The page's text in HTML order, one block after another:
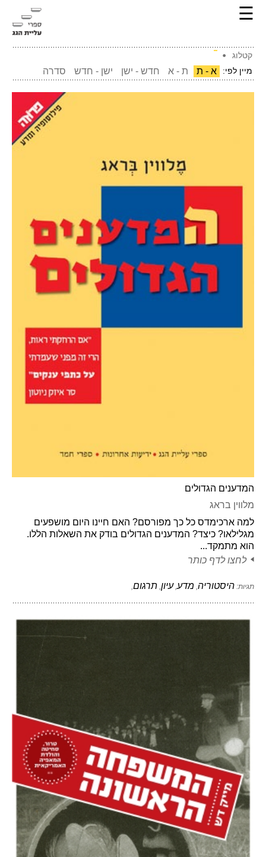
☰
קטלוג
מיין לפי:
א - ת ת - א חדש - ישן ישן - חדש סדרה
המדענים הגדולים
מלווין בראג
למה ארכימדס כל כך מפורסם? האם חיינו היום מושפעים
מגלילאו? כיצד? המדענים הגדולים בודק את השאלות הללו.
הוא מתמקד...
לחצו לדף כותר
תגיות: היסטוריה מדע,עיון תרגום